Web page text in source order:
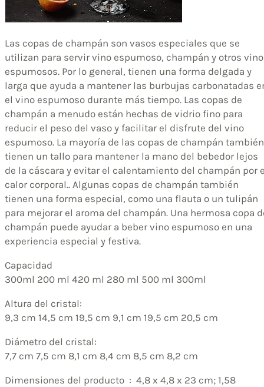
Las copas de champán son vasos especiales que se
utilizan para servir vino espumoso, champán y otros
espumosos. Por lo general, tienen una forma delgada y
larga que ayuda a mantener las burbujas carbonatadas
el vino espumoso durante más tiempo. Las copas de
champán a menudo están hechas de vidrio fino para
reducir el peso del vaso y facilitar el disfrute del vino
espumoso. La mayoría de las copas de champán también
tienen un tallo para mantener la mano del bebedor lejos
de la cáscara y evitar el calentamiento del champán por
calor corporal.. Algunas copas de champán también
tienen una forma especial, como una flauta o un tulipán
para mejorar el aroma del champán. Una hermosa copa
champán puede ayudar a beber vino espumoso en una
experiencia especial y festiva.
Capacidad
300ml 200 ml 420 ml 280 ml 500 ml 300ml
Altura del cristal:
9,3 cm 14,5 cm 19,5 cm 9,1 cm 19,5 cm 20,5 cm
Diámetro del cristal:
7,7 cm 7,5 cm 8,1 cm 8,4 cm 8,5 cm 8,2 cm
Dimensiones del producto ‏ : ‎ 4,8 x 4,8 x 23 cm; 1,58